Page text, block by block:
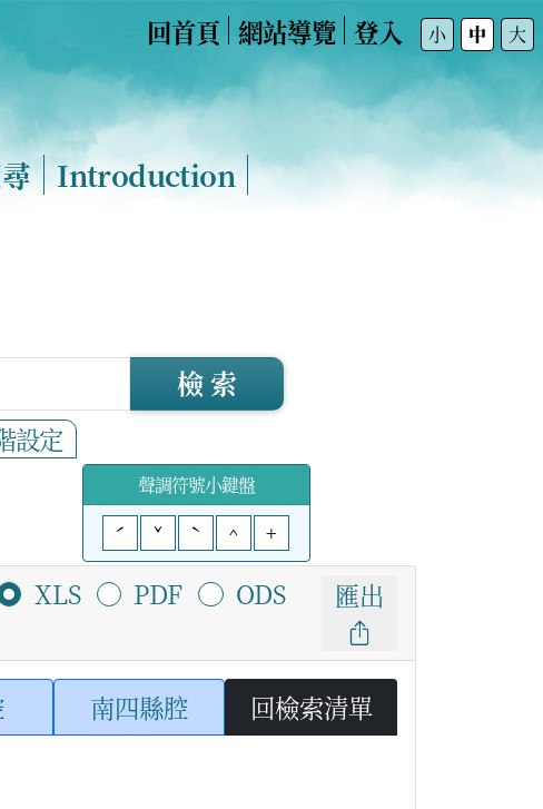
回首頁 網站導覽 登入 小 中 大
Introduction
設定
檢 索
聲調符號小鍵盤
ˊ
ˇ ˋ ^ +
XLS PDF ODS 匯出
南四縣腔 回檢索清單